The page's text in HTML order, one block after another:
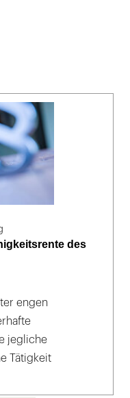
des
engen
jegliche
Tätigkeit